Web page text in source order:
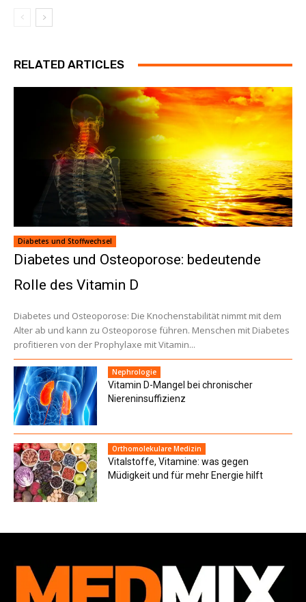
RELATED ARTICLES
Diabetes und Stoffwechsel
Diabetes und Osteoporose: bedeutende
Rolle des Vitamin D
Diabetes und Osteoporose: Die Knochenstabilität nimmt mit dem
Alter ab und kann zu Osteoporose führen. Menschen mit Diabetes
profitieren von der Prophylaxe mit Vitamin...
Nephrologie
Vitamin D-Mangel bei chronischer
Niereninsuffizienz
Orthomolekulare Medizin
Vitalstoffe, Vitamine: was gegen
Müdigkeit und für mehr Energie hilft